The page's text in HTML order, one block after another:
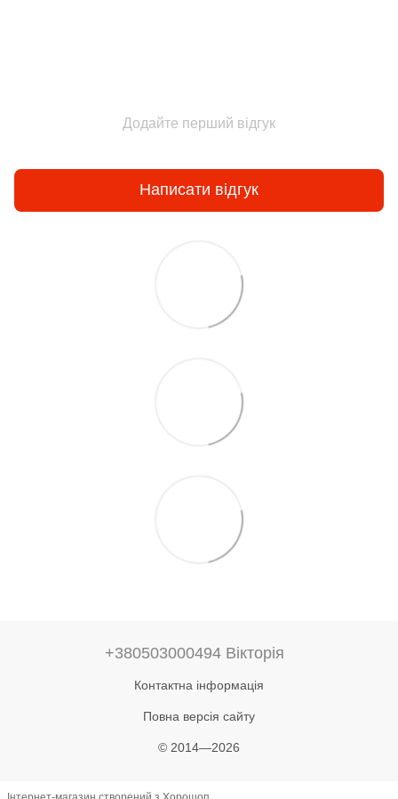
Додайте перший відгук
Написати відгук
+380503000494 Вікторія
Контактна інформація
Повна версія сайту
© 2014—2026